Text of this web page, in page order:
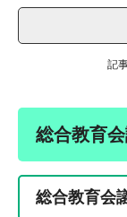
記
総合教育
総合教育会